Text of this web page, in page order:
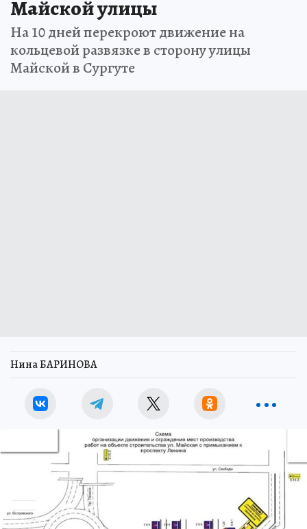
Майской улицы
На 10 дней перекроют движение на
кольцевой развязке в сторону улицы
Майской в Сургуте
Нина БАРИНОВА